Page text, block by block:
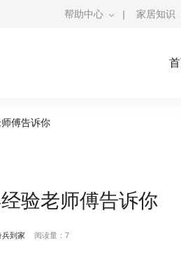
帮助中心 | 家居知识
傅告诉你
验老师傅告诉你
兵到家 阅读量：7